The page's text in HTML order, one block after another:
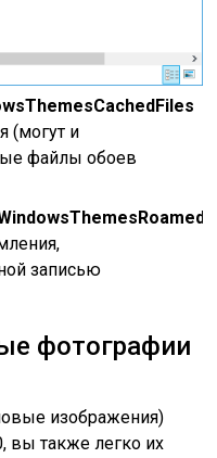
(могут и
файлы обоев
записью
фотографии
изображения)
вы также легко их